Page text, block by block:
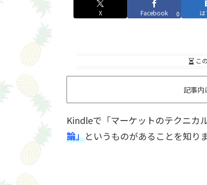
X Facebook 0
こ
記事内
Kindleで「マーケットのテクニカ
論」というものがあることを知り